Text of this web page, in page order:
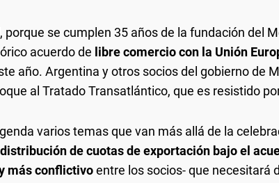
porque se cumplen 35 años de la fundación del
acuerdo de libre comercio con la Unión
año. Argentina y otros socios del gobierno de
al Tratado Transatlántico, que es resistido
varios temas que van más allá de la
distribución de cuotas de exportación bajo el
más conflictivoentre los socios- que necesitará